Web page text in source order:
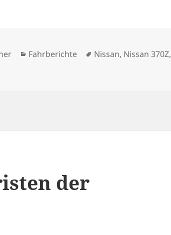
Kategorien
Fahrberichte Schlagwörter
Nissan, Nissan 370Z,
der